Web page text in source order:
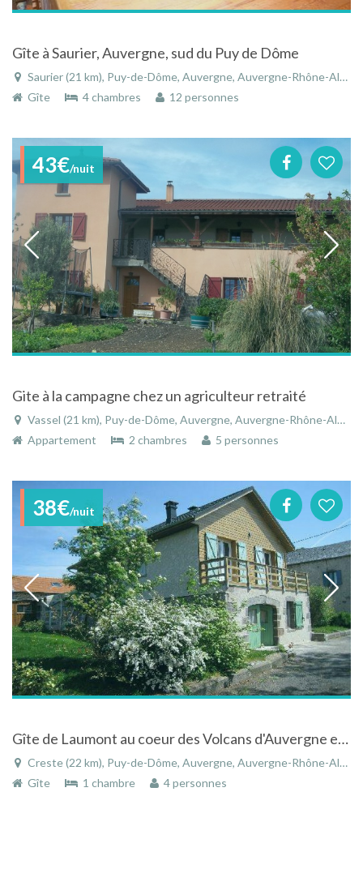
Gîte à Saurier, Auvergne, sud du Puy de Dôme
Saurier (21 km), Puy-de-Dôme, Auvergne, Auvergne-Rhône-Alpes, France
Gîte
4 chambres 12 personnes
43€/nuit
Gite à la campagne chez un agriculteur retraité
Vassel (21 km), Puy-de-Dôme, Auvergne, Auvergne-Rhône-Alpes, France
Appartement
2 chambres 5 personnes
38€/nuit
Gîte de Laumont au coeur des Volcans d'Auvergne et du Massif du Sancy
Creste (22 km), Puy-de-Dôme, Auvergne, Auvergne-Rhône-Alpes, France
Gîte
1 chambre 4 personnes